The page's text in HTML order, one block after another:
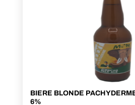
BIERE BLONDE
6%